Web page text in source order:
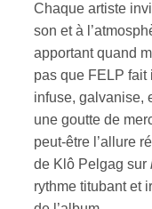
Chaque artiste
son et à
apportant quand
pas que FELP fait
infuse, galvanise,
une goutte de
peut-être l’allure
de Klô Pelgag sur
rythme titubant et